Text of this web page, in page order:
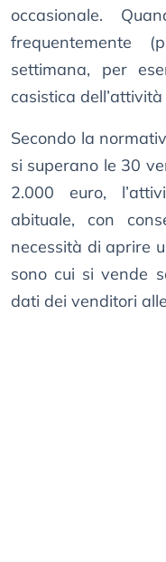
occasionale.
settimana, per
casistica
Secondo la
si superano le 30
2.000 euro,
abituale, con
necessità di aprire
sono cui si vende
dati dei venditori